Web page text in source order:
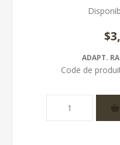
ADAPT.
Code de